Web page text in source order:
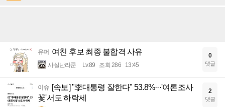
유머 여친 후보 최종 불합격 사유
사실난라쿤 Lv.89 조회 286 13:45
0
댓글
이슈 [속보] "李대통령 잘한다" 53.8%···'여론조사
꽃'서도 하락세
2
댓글